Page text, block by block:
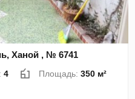
Ханой , № 6741
4 Площадь:350 м²